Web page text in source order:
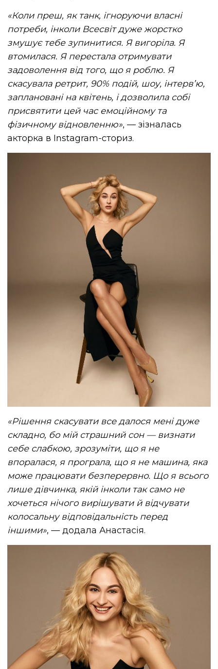
«Коли преш, як танк, ігноруючи власні
потреби, інколи Всесвіт дуже жорстко
змушує тебе зупинитися. Я вигоріла. Я
втомилася. Я перестала отримувати
задоволення від того, що я роблю. Я
скасувала ретрит, 90% подій, шоу, інтерв’ю,
заплановані на квітень, і дозволила собі
присвятити цей час емоційному та
фізичному відновленню», — зізналась
акторка в Instagram-сториз.
«Рішення скасувати все далося мені дуже
складно, бо мій страшний сон — визнати
себе слабкою, зрозуміти, що я не
впоралася, я програла, що я не машина, яка
може працювати безперервно. Що я всього
лише дівчинка, якій інколи так само не
хочеться нічого вирішувати й відчувати
колосальну відповідальність перед
іншими», — додала Анастасія.